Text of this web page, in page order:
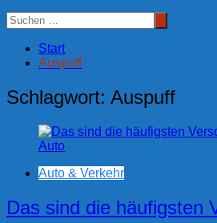
Start
Auspuff
Schlagwort: Auspuff
Auto & Verkehr
Das sind die häufigsten